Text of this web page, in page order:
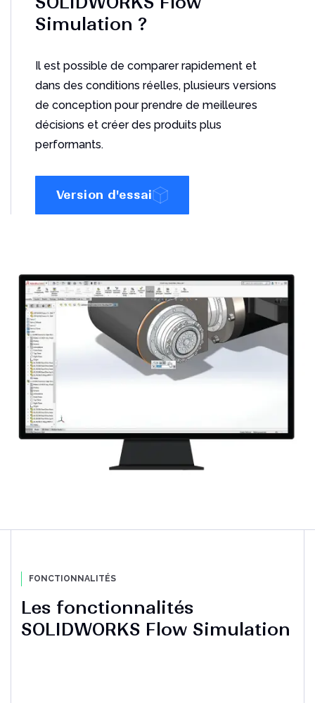
Améliorez la collaboration avec
le Cloud
Découvrez comment les PME adoptent de plus en
plus des plates-formes Cloud
Télécharger le PDF
Les 10 principales
fonctionnalités de DriveWorks
Un outil indispensable pour les utilisateurs de
Solidworks
Lire l'article
Simulation ?
Il est possible de comparer rapidement et
dans des conditions réelles, plusieurs versions
de conception pour prendre de meilleures
décisions et créer des produits plus
performants.
Version d'essai
FONCTIONNALITÉS
Les fonctionnalités
SOLIDWORKS Flow Simulation